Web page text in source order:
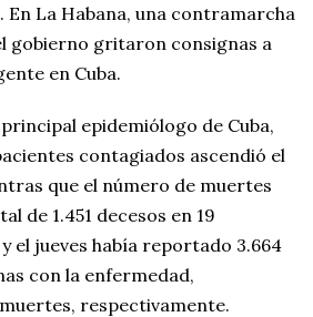
En La Habana, una contramarcha
gobierno gritaron consignas a
en Cuba.
epidemiólogo de Cuba,
contagiados ascendió el
que el número de muertes
de 1.451 decesos en 19
el jueves había reportado 3.664
con la enfermedad,
respectivamente.